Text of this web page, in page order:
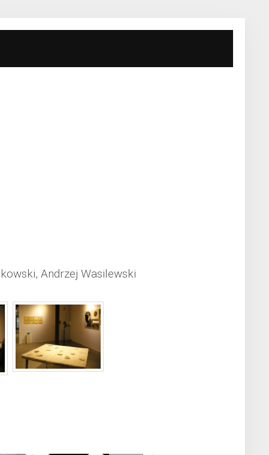
Andrzej Wasilewski